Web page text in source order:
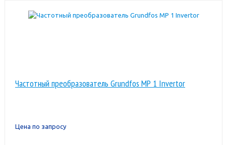
Частотный преобразователь Grundfos МР 1 Invertor
Цена по запросу